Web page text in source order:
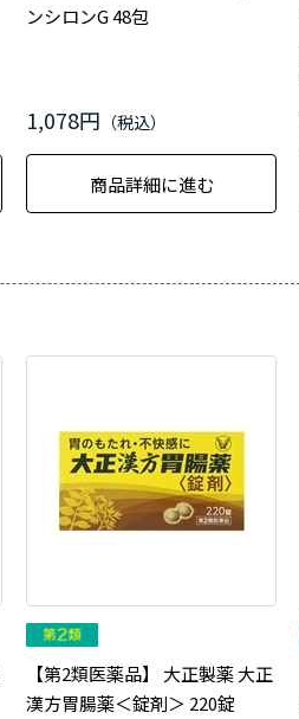
ンシロンG 48包
1,078円
商品詳細に進む
【第2類医薬品】 大正製薬 大正
漢方胃腸薬＜錠剤＞ 220錠